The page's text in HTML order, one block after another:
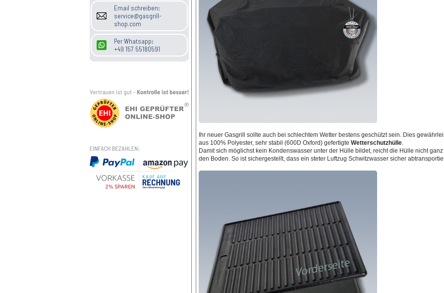
Email schreiben:
service@gasgrill-
shop.com
Per Whatsapp:
+49 157 55180591
Ihr neuer Gasgrill sollte auch bei schlechtem Wetter bestens geschützt sein. Dies
aus 100% Polyester, sehr stabil (600D Oxford) gefertigte Wetterschutzhülle.
Damit sich möglichst kein Kondenswasser unter der Hülle bildet, reicht die Hülle nicht ganz
den Boden. So ist sichergestellt, dass ein steter Luftzug Schwitzwasser sicher